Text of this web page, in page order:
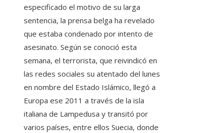
especificado el motivo de su larga
sentencia, la prensa belga ha revelado
que estaba condenado por intento de
asesinato. Según se conoció esta
semana, el terrorista, que reivindicó en
las redes sociales su atentado del lunes
en nombre del Estado Islámico, llegó a
Europa ese 2011 a través de la isla
italiana de Lampedusa y transitó por
varios países, entre ellos Suecia, donde